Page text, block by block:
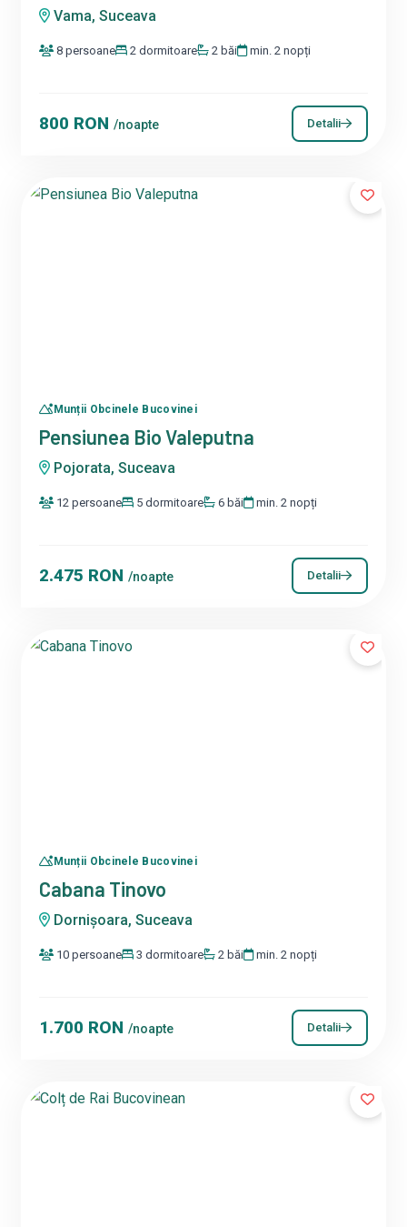
Vama, Suceava
8 persoane 2 dormitoare 2 băi min. 2 nopți
800 RON/noapte Detalii
Munții Obcinele Bucovinei
Pensiunea Bio Valeputna
Pojorata, Suceava
12 persoane 5 dormitoare 6 băi min. 2 nopți
2.475 RON/noapte Detalii
Munții Obcinele Bucovinei
Cabana Tinovo
Dornişoara, Suceava
10 persoane 3 dormitoare 2 băi min. 2 nopți
1.700 RON/noapte Detalii